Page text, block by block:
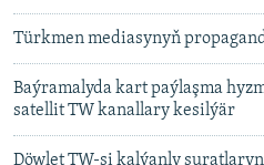
Türkmen mediasynyň
Baýramalyda kart paýlaşma
satellit TW kanallary kesilýär
Döwlet TW-si kalýanly